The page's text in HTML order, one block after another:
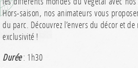
Hors-saison, nos animateurs vous
du parc. Découvrez l’envers du décor et
exclusivité !
Durée: 1h30